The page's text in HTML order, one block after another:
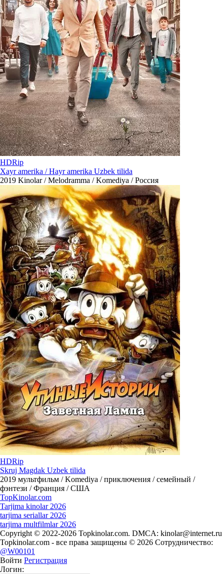
HDRip
Xayr amerika / Hayr amerika Uzbek tilida
2019 Kinolar / Melodramma / Komediya / Россия
HDRip
Skruj Magdak Uzbek tilida
2019 мультфильм / Komediya / приключения / семейный /
фэнтези / Франция / США
TopKinolar.com
Tarjima kinolar 2026
tarjima seriallar 2026
tarjima multfilmlar 2026
Copyright © 2022-2026 Topkinolar.com. DMCA: kinolar@internet.ru
Topkinolar.com - все права защищены © 2026 Сотрудничество:
@W00101
Войти Регистрация
Логин: